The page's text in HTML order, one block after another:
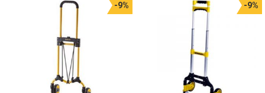
-9% -9%